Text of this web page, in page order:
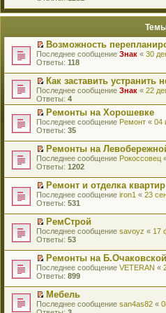
е
о
м
у
н
е
п
р
о
ч
и
т
а
н
н
о
м
с
о
о
б
щ
е
н
и
ю
й
к
п
е
р
в
о
м
у
н
е
п
р
ч
и
т
а
н
н
о
м
у
с
о
о
щ
е
н
и
ю
П
е
е
й
т
и
к
п
е
р
в
о
м
у
н
е
п
р
ч
и
т
а
н
н
о
м
у
с
о
Возможность
Последнее сообщение Знак « 30
Ответы: 118
П
е
р
е
й
т
к
п
е
р
в
о
м
у
н
е
п
р
ч
и
т
а
н
н
о
Как заставить устранить
Последнее сообщение Знак « 22
Ответы: 4
П
е
е
й
т
и
к
п
е
р
в
о
м
у
е
п
р
о
ч
и
т
Ремонты на Хорошевке
Последнее сообщение Ремонт « 04
Ответы: 35
П
е
е
й
т
и
к
п
е
р
в
о
м
у
е
п
р
Ремонты на
Последнее сообщение Рокоссовец
Ответы: 1202
П
е
е
й
т
и
к
п
е
р
в
о
м
у
Ремонт и отделка
Последнее сообщение iron1 « 23
Ответы: 531
П
е
е
й
т
и
к
п
е
РемСтрой
Последнее сообщение savoyz « 17
Ответы: 53
П
е
е
й
т
Ремонты на Б.Очаковской
Последнее сообщение VETERAN «
Ответы: 899
П
е
Мебель
Последнее сообщение san4as82 «